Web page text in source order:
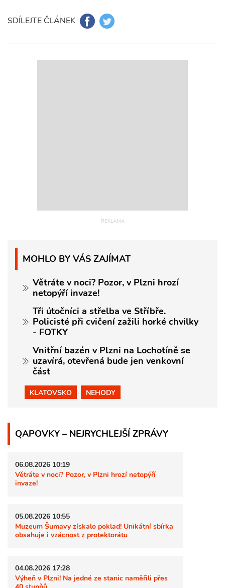
SDÍLEJTE ČLÁNEK
MOHLO BY VÁS ZAJÍMAT
Větráte v noci? Pozor, v Plzni hrozí
netopýří invaze!
Tři útočníci a střelba ve Stříbře.
Policisté při cvičení zažili horké chvilky
- FOTKY
Vnitřní bazén v Plzni na Lochotíně se
uzavírá, otevřená bude jen venkovní
část
KLATOVSKO NEHODY
QAPOVKY – NEJRYCHLEJŠÍ ZPRÁVY
06.08.2026 10:19
Větráte v noci? Pozor, v Plzni hrozí netopýří
invaze!
05.08.2026 10:55
Muzeum Šumavy získalo poklad! Unikátní sbírka
obsahuje i vzácnost z protektorátu
04.08.2026 17:28
Výheň v Plzni! Na jedné ze stanic naměřili přes